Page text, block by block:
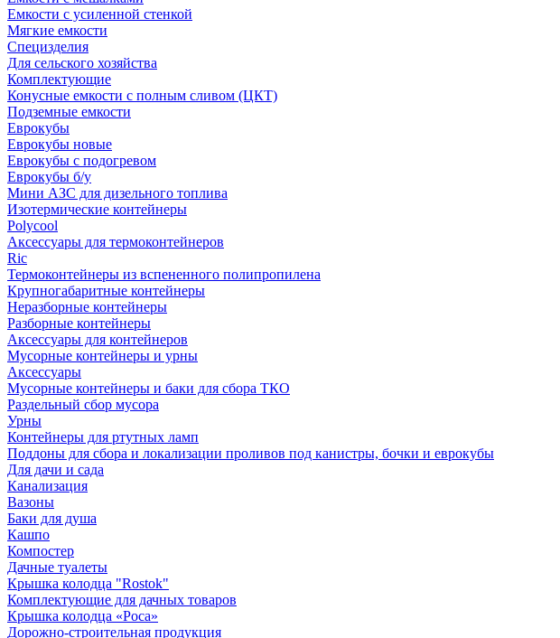
Емкости с усиленной стенкой
Мягкие емкости
Специзделия
Для сельского хозяйства
Комплектующие
Конусные емкости с полным сливом (ЦКТ)
Подземные емкости
Еврокубы
Еврокубы новые
Еврокубы с подогревом
Еврокубы б/у
Мини АЗС для дизельного топлива
Изотермические контейнеры
Polycool
Аксессуары для термоконтейнеров
Ric
Термоконтейнеры из вспененного полипропилена
Крупногабаритные контейнеры
Неразборные контейнеры
Разборные контейнеры
Аксессуары для контейнеров
Мусорные контейнеры и урны
Аксессуары
Мусорные контейнеры и баки для сбора ТКО
Раздельный сбор мусора
Урны
Контейнеры для ртутных ламп
Поддоны для сбора и локализации проливов под канистры, бочки и еврокубы
Для дачи и сада
Канализация
Вазоны
Баки для душа
Кашпо
Компостер
Дачные туалеты
Крышка колодца "Rostok"
Комплектующие для дачных товаров
Крышка колодца «Роса»
Дорожно-строительная продукция